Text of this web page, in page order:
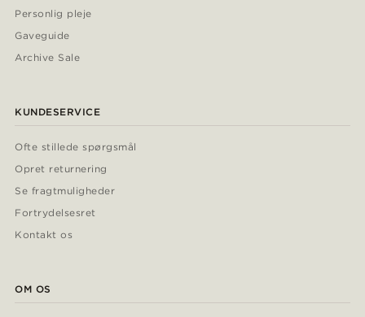
Personlig pleje
Gaveguide
Archive Sale
KUNDESERVICE
Ofte stillede spørgsmål
Opret returnering
Se fragtmuligheder
Fortrydelsesret
Kontakt os
OM OS